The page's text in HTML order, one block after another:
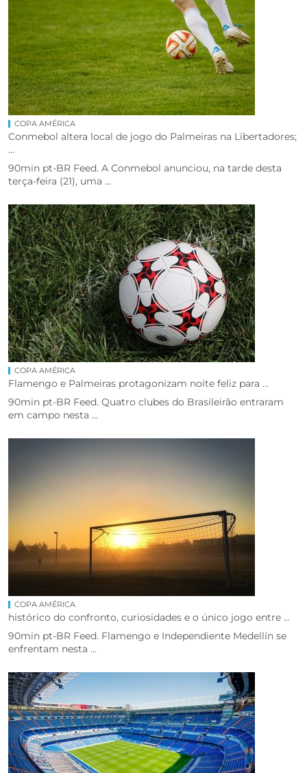
COPA AMÉRICA
Conmebol altera local de jogo do Palmeiras na Libertadores;
...
90min pt-BR Feed. A Conmebol anunciou, na tarde desta
terça-feira (21), uma ...
COPA AMÉRICA
Flamengo e Palmeiras protagonizam noite feliz para ...
90min pt-BR Feed. Quatro clubes do Brasileirão entraram
em campo nesta ...
COPA AMÉRICA
histórico do confronto, curiosidades e o único jogo entre ...
90min pt-BR Feed. Flamengo e Independiente Medellín se
enfrentam nesta ...